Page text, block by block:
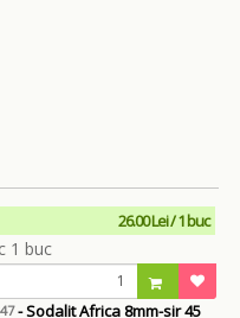
26.00 Lei / 1 buc
- Sodalit Africa 8mm-sir 45